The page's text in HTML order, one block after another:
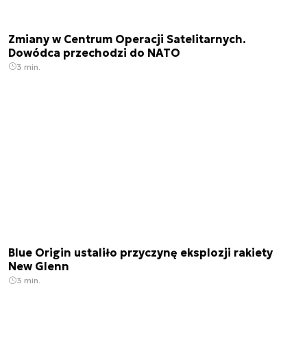
Zmiany w Centrum Operacji Satelitarnych.
Dowódca przechodzi do NATO
3 min.
Blue Origin ustaliło przyczynę eksplozji rakiety
New Glenn
3 min.